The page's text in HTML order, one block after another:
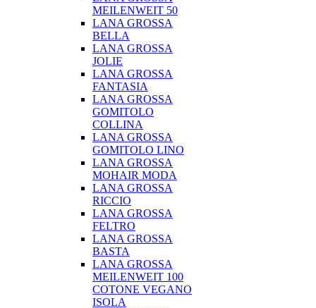
MEILENWEIT 50
LANA GROSSA
BELLA
LANA GROSSA
JOLIE
LANA GROSSA
FANTASIA
LANA GROSSA
GOMITOLO
COLLINA
LANA GROSSA
GOMITOLO LINO
LANA GROSSA
MOHAIR MODA
LANA GROSSA
RICCIO
LANA GROSSA
FELTRO
LANA GROSSA
BASTA
LANA GROSSA
MEILENWEIT 100
COTONE VEGANO
ISOLA